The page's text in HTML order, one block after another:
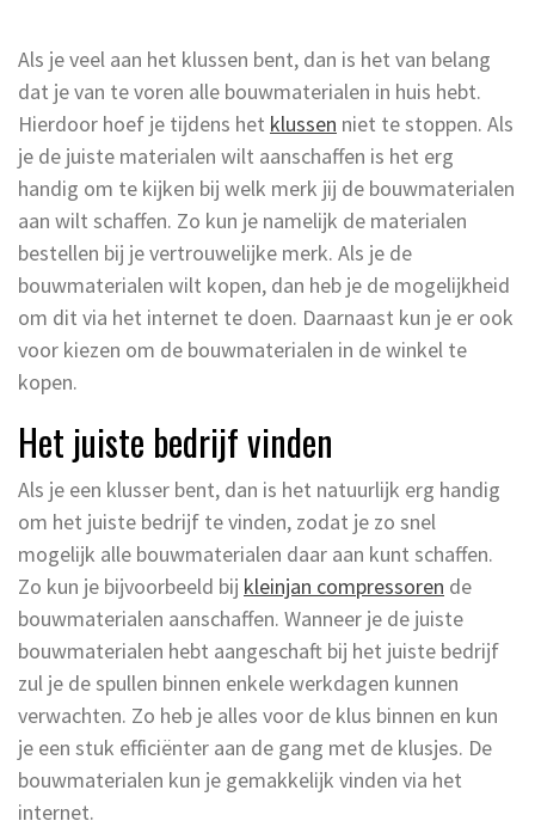
Als je veel aan het klussen bent, dan is het van belang
dat je van te voren alle bouwmaterialen in huis hebt.
Hierdoor hoef je tijdens het klussen niet te stoppen. Als
je de juiste materialen wilt aanschaffen is het erg
handig om te kijken bij welk merk jij de bouwmaterialen
aan wilt schaffen. Zo kun je namelijk de materialen
bestellen bij je vertrouwelijke merk. Als je de
bouwmaterialen wilt kopen, dan heb je de mogelijkheid
om dit via het internet te doen. Daarnaast kun je er ook
voor kiezen om de bouwmaterialen in de winkel te
kopen.
Het juiste bedrijf vinden
Als je een klusser bent, dan is het natuurlijk erg handig
om het juiste bedrijf te vinden, zodat je zo snel
mogelijk alle bouwmaterialen daar aan kunt schaffen.
Zo kun je bijvoorbeeld bij kleinjan compressoren de
bouwmaterialen aanschaffen. Wanneer je de juiste
bouwmaterialen hebt aangeschaft bij het juiste bedrijf
zul je de spullen binnen enkele werkdagen kunnen
verwachten. Zo heb je alles voor de klus binnen en kun
je een stuk efficiënter aan de gang met de klusjes. De
bouwmaterialen kun je gemakkelijk vinden via het
internet.